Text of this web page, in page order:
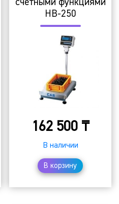
счетными функциями
HB-250
162 500 ₸
В наличии
В корзину